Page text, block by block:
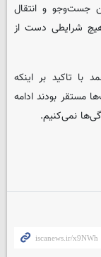
جست‌وجو و انتقال
هیچ شرایطی دست از
با تاکید بر اینکه
در کمپ‌ها مستقر بودند ادامه
نمی‌کنیم.